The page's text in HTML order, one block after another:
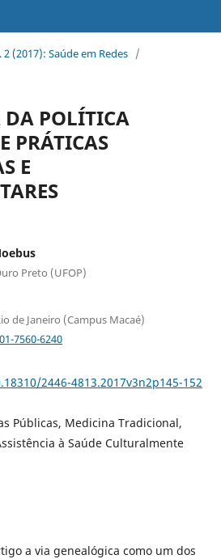
2 (2017): Saúde em Redes /
DA POLÍTICA
PRÁTICAS
E
Preto (UFOP)
de Janeiro (Campus Macaé)
7560-6240
2446-4813.2017v3n2p145-152
Públicas, Medicina Tradicional,
à Saúde Culturalmente
a via genealógica como um dos